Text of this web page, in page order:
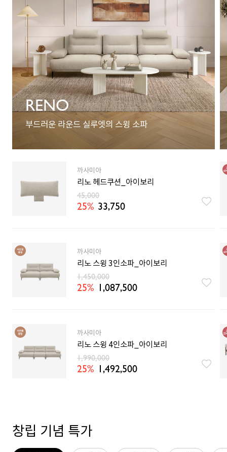
RENO
부드러운 라운드 실루엣의 스윙 소파
까사미아
리노 헤드쿠션_아이보리
45,000
25% 33,750
까사미아
리노 스윙 3인소파_아이보리
1,450,000
25% 1,087,500
까사미아
리노 스윙 4인소파_아이보리
1,990,000
25% 1,492,500
창립 기념 특가